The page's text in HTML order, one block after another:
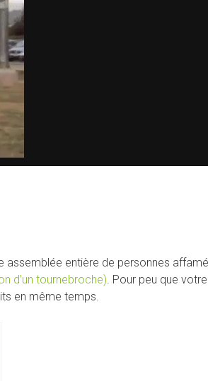
entière de personnes
d’un tournebroche). Pour peu que
en même temps.